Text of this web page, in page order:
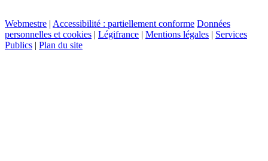
Webmestre | Accessibilité : partiellement conforme Données
personnelles et cookies | Légifrance | Mentions légales | Services
Publics | Plan du site